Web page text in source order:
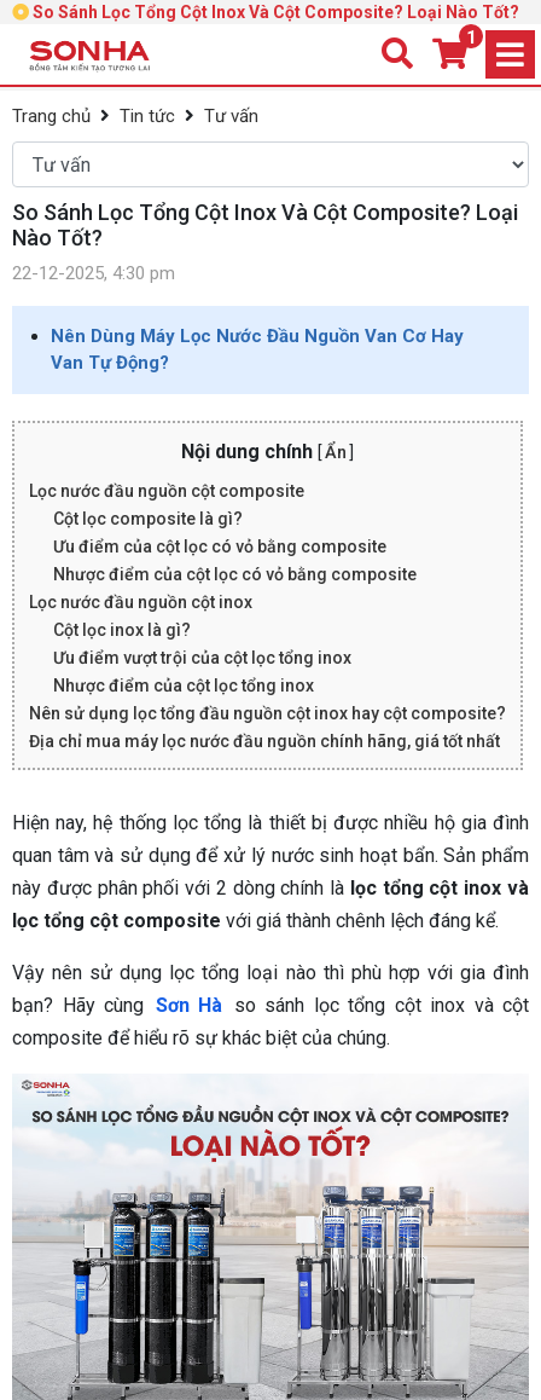
So Sánh Lọc Tổng Cột Inox Và Cột Composite? Loại Nào Tốt?
1
Trang chủ Tin tức Tư vấn
So Sánh Lọc Tổng Cột Inox Và Cột Composite? Loại
Nào Tốt?
22-12-2025, 4:30 pm
Nên Dùng Máy Lọc Nước Đầu Nguồn Van Cơ Hay
Van Tự Động?
Nội dung chính [Ẩn
Lọc nước đầu nguồn cột composite
Cột lọc composite là gì?
Ưu điểm của cột lọc có vỏ bằng composite
Nhược điểm của cột lọc có vỏ bằng composite
Lọc nước đầu nguồn cột inox
Cột lọc inox là gì?
Ưu điểm vượt trội của cột lọc tổng inox
Nhược điểm của cột lọc tổng inox
Nên sử dụng lọc tổng đầu nguồn cột inox hay cột composite?
Địa chỉ mua máy lọc nước đầu nguồn chính hãng, giá tốt nhất
Hiện nay, hệ thống lọc tổng là thiết bị được nhiều hộ gia đình
quan tâm và sử dụng để xử lý nước sinh hoạt bẩn. Sản phẩm
này được phân phối với 2 dòng chính là lọc tổng cột inox và
lọc tổng cột composite với giá thành chênh lệch đáng kể.
Vậy nên sử dụng lọc tổng loại nào thì phù hợp với gia đình
bạn? Hãy cùng Sơn Hà
so sánh lọc tổng cột inox và cột
composite để hiểu rõ sự khác biệt của chúng.